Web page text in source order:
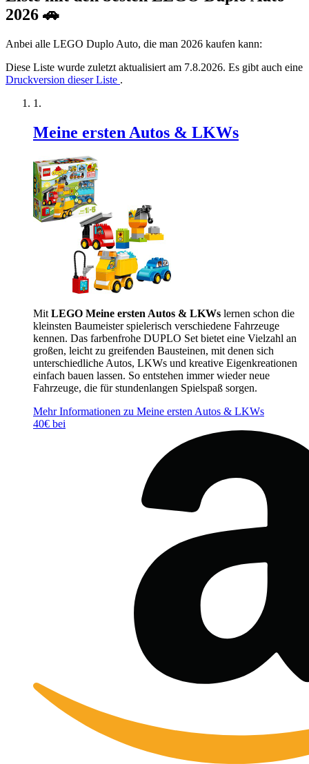
2026 🚗
Anbei alle LEGO Duplo Auto, die man 2026 kaufen kann:
Diese Liste wurde zuletzt aktualisiert am 7.8.2026. Es gibt auch eine
Druckversion dieser Liste .
Meine ersten Autos & LKWs
Mit LEGO Meine ersten Autos & LKWs lernen schon die
kleinsten Baumeister spielerisch verschiedene Fahrzeuge
kennen. Das farbenfrohe DUPLO Set bietet eine Vielzahl an
großen, leicht zu greifenden Bausteinen, mit denen sich
unterschiedliche Autos, LKWs und kreative Eigenkreationen
einfach bauen lassen. So entstehen immer wieder neue
Fahrzeuge, die für stundenlangen Spielspaß sorgen.
Mehr Informationen zu Meine ersten Autos & LKWs
40€ bei